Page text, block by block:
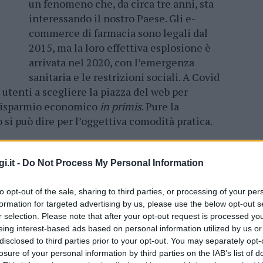
- Do Not Process My Personal Information
opt-out of the sale, sharing to third parties, or processing of your
for targeted advertising by us, please use the below opt-out
selection. Please note that after your opt-out request is processed
interest-based ads based on personal information utilized by us
to third parties prior to your opt-out. You may separately
of your personal information by third parties on the IAB’s list of
un fenomeno che, da circa tre anni, sta
interessando il nostro Paese. Gli e-
commerce di farmacia sono legali dal
2015, ma la loro effettiva esplosione è
arrivata nel 2020, con l’emergenza
sanitaria e le restrizioni sociali. A Covid
a scegliere la piazza del web per
economico in primis. Pure la
può dire per l’oggettiva comodità pratica.
erano 1436 le farmacie
l’utente finale, l’autorizzazione da parte del
garanzia di sicurezza. Anche se meno
medicinali in maniera illegale
ne erano stati oscurati 61 dai Nas.
di CEF, e-commerce della
delle più importanti nel settore, è uno dei